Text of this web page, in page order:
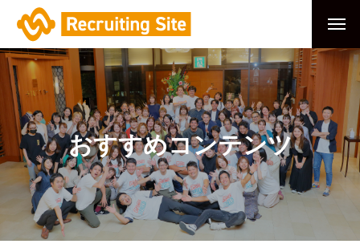
おすすめコンテンツ